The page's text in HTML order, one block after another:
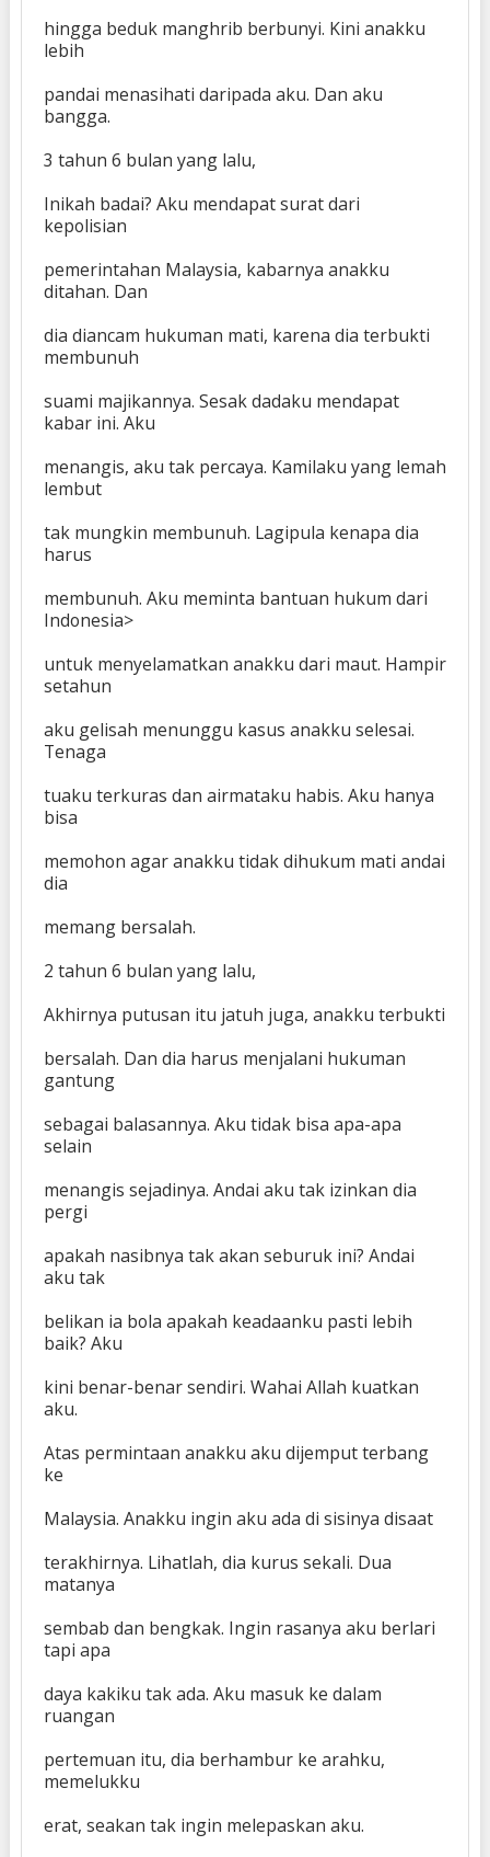
hingga beduk manghrib berbunyi. Kini anakku
lebih
pandai menasihati daripada aku. Dan aku
bangga.
3 tahun 6 bulan yang lalu,
Inikah badai? Aku mendapat surat dari
kepolisian
pemerintahan Malaysia, kabarnya anakku
ditahan. Dan
dia diancam hukuman mati, karena dia terbukti
membunuh
suami majikannya. Sesak dadaku mendapat
kabar ini. Aku
menangis, aku tak percaya. Kamilaku yang lemah
lembut
tak mungkin membunuh. Lagipula kenapa dia
harus
membunuh. Aku meminta bantuan hukum dari
Indonesia>
untuk menyelamatkan anakku dari maut. Hampir
setahun
aku gelisah menunggu kasus anakku selesai.
Tenaga
tuaku terkuras dan airmataku habis. Aku hanya
bisa
memohon agar anakku tidak dihukum mati andai
dia
memang bersalah.
2 tahun 6 bulan yang lalu,
Akhirnya putusan itu jatuh juga, anakku terbukti
bersalah. Dan dia harus menjalani hukuman
gantung
sebagai balasannya. Aku tidak bisa apa-apa
selain
menangis sejadinya. Andai aku tak izinkan dia
pergi
apakah nasibnya tak akan seburuk ini? Andai
aku tak
belikan ia bola apakah keadaanku pasti lebih
baik? Aku
kini benar-benar sendiri. Wahai Allah kuatkan
aku.
Atas permintaan anakku aku dijemput terbang
ke
Malaysia. Anakku ingin aku ada di sisinya disaat
terakhirnya. Lihatlah, dia kurus sekali. Dua
matanya
sembab dan bengkak. Ingin rasanya aku berlari
tapi apa
daya kakiku tak ada. Aku masuk ke dalam
ruangan
pertemuan itu, dia berhambur ke arahku,
memelukku
erat, seakan tak ingin melepaskan aku.